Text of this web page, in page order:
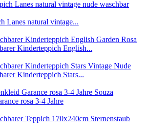
Lanes natural vintage...
Kinderteppich English...
Kinderteppich Stars...
Souza
rosa 3-4 Jahre